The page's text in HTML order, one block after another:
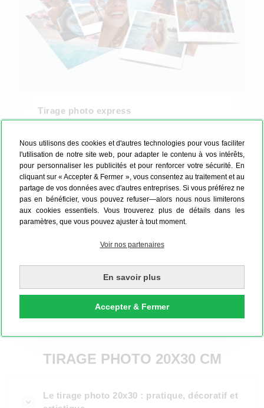
Nous utilisons des cookies et d'autres technologies pour vous faciliter
l'utilisation de notre site web, pour adapter le contenu à vos intérêts,
pour personnaliser les publicités et pour renforcer votre sécurité. En
cliquant sur « Accepter & Fermer », vous consentez au traitement et au
partage de vos données avec d'autres entreprises. Si vous préférez ne
pas en bénéficier, vous pouvez refuser—alors nous nous limiterons
aux cookies essentiels. Vous trouverez plus de détails dans les
paramètres, que vous pouvez ajuster à tout moment.
Voir nos partenaires
En savoir plus
Accepter & Fermer
Tirage photo express
✓ Livraison le samedi
✓ Supplément express de 25 % par article
Plus d'informations
50 Photos, 15 x 10 cm, brillant
5,99 €
Je commande !
jours ouvrés
Disponible en 48h Express
TIRAGE PHOTO 20X30 CM
Le tirage photo 20x30 : pratique, décoratif et